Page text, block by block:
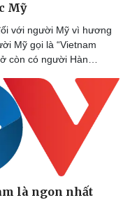
Mỹ
với người Mỹ vì hương
Mỹ gọi là “Vietnam
còn có người Hàn…
là ngon nhất